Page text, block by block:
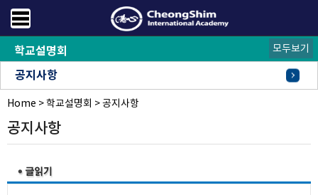
학교설명회
공지사항
안내사항
설명회신청
모두보기
Home >학교설명회 >공지사항
공지사항